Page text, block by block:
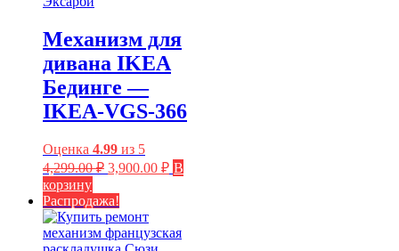
Механизм для
дивана IKEA
Бединге —
IKEA-VGS-366
Оценка 4.99 из 5
4,299.00₽ Первоначальная
составляла
4,299.00 ₽.
3,900.00 ₽Текущая
цена:
В
корзину
Распродажа!